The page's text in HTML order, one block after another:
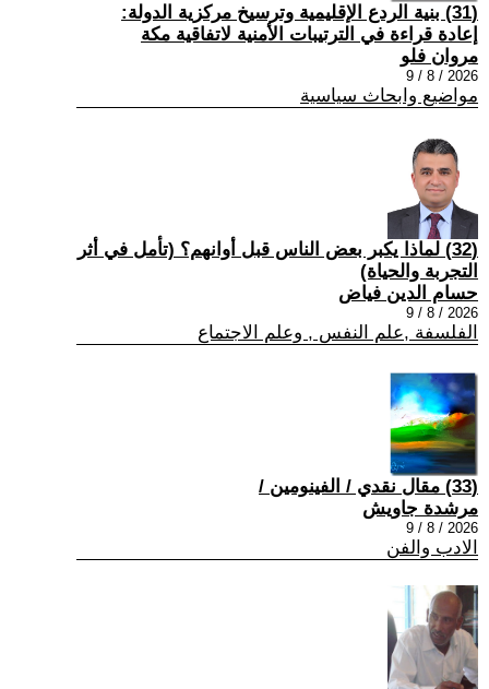
(31) بنية الردع الإقليمية وترسيخ مركزية الدولة:
إعادة قراءة في الترتيبات الأمنية لاتفاقية مكة
مروان فلو
2026 / 8 / 9
مواضيع وابحاث سياسية
(32) لماذا يكبر بعض الناس قبل أوانهم؟ (تأمل في أثر
التجربة والحياة)
حسام الدين فياض
2026 / 8 / 9
الفلسفة ,علم النفس , وعلم الاجتماع
(33) مقال نقدي / الفينومين /
مرشدة جاويش
2026 / 8 / 9
الادب والفن